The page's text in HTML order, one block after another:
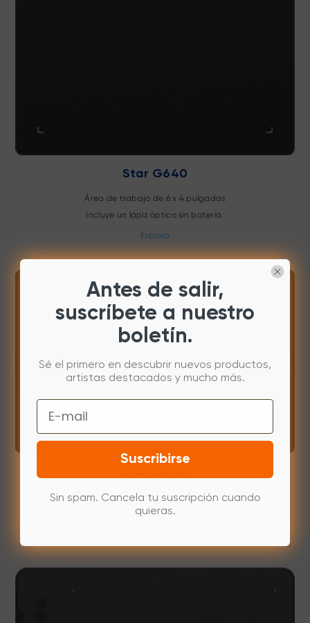
Star G640
Área de trabajo de 6 x 4 pulgadas
Incluye un lápiz óptico sin batería.
Explora
Área de trabajo de 8,35 x 5,33 pulgadas
Incluye un lápiz óptico sin batería.
Antes de salir,
suscríbete a nuestro
boletín.
Sé el primero en descubrir nuevos productos,
artistas destacados y mucho más.
Email
Suscribirse
Sin spam. Cancela tu suscripción cuando
quieras.